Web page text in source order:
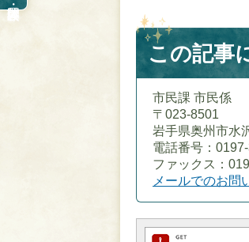
この記事
市民課 市民係
〒023-8501
岩手県奥州市水
電話番号：
ファックス：
メールでのお問